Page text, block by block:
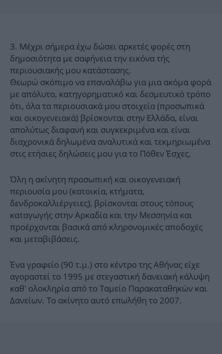
3. Μέχρι σήμερα έχω δώσει αρκετές φορές στη
δημοσιότητα με σαφήνεια την εικόνα τής
περιουσιακής μου κατάστασης.
Θεωρώ σκόπιμο να επαναλάβω για μια ακόμα φορά
με απόλυτο, κατηγορηματικό και δεσμευτικό τρόπο
ότι, όλα τα περιουσιακά μου στοιχεία (προσωπικά
και οικογενειακά) βρίσκονται στην Ελλάδα, είναι
απολύτως διαφανή και συγκεκριμένα και είναι
διαχρονικά δηλωμένα αναλυτικά και τεκμηριωμένα
στις ετήσιες δηλώσεις μου για το Πόθεν Έσχες.
Όλη η ακίνητη προσωπική και οικογενειακή
περιουσία μου (κατοικία, κτήματα,
δενδροκαλλιέργειες), βρίσκονται στους τόπους
καταγωγής στην Αρκαδία και την Μεσσηνία και
προέρχονται βασικά από κληρονομικές αποδοχές
και μεταβιβάσεις.
Ένα γραφείο (90 τ.μ.) στο κέντρο της Αθήνας είχε
αγοραστεί το 1995 με στεγαστική δανειακή κάλυψη
καθ’ ολοκληρία από το Ταμείο Παρακαταθηκών και
Δανείων. Το ακίνητο αυτό επωλήθη το 2007.